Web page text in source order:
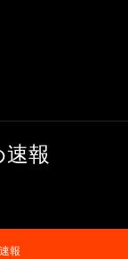
速報
報